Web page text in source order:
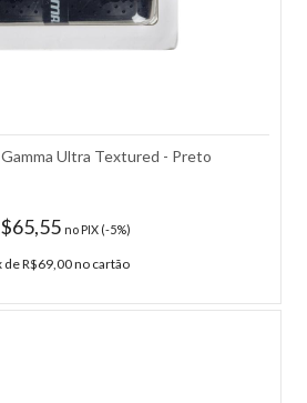
Ultra Textured - Preto
no PIX (-5%)
de R$69,00 no cartão